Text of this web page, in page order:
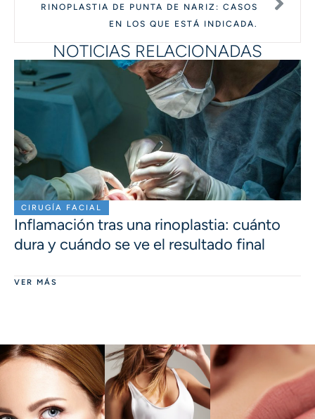
RINOPLASTIA DE PUNTA DE NARIZ: CASOS
EN LOS QUE ESTÁ INDICADA.
NOTICIAS RELACIONADAS
CIRUGÍA FACIAL
Inflamación tras una rinoplastia: cuánto
dura y cuándo se ve el resultado final
VER MÁS